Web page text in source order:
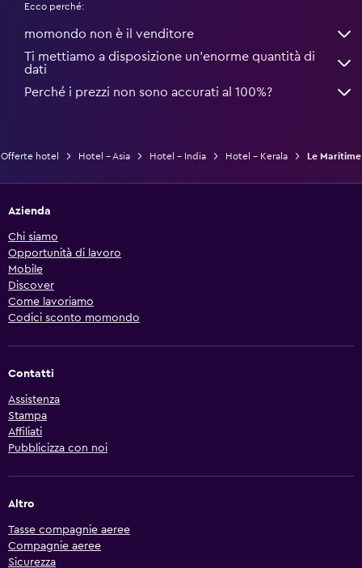
Ecco perché:
momondo non è il venditore
Ti mettiamo a disposizione un’enorme quantità di
dati
Perché i prezzi non sono accurati al 100%?
Offerte hotel Hotel - Asia Hotel - India Hotel - Kerala Le Maritime
Azienda
Chi siamo
Opportunità di lavoro
Mobile
Discover
Come lavoriamo
Codici sconto momondo
Contatti
Assistenza
Stampa
Affiliati
Pubblicizza con noi
Altro
Tasse compagnie aeree
Compagnie aeree
Sicurezza